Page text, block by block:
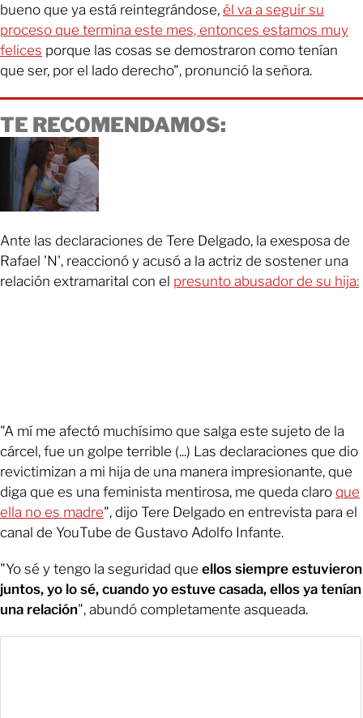
bueno que ya está reintegrándose, él va a seguir su
proceso que termina este mes, entonces estamos muy
felices porque las cosas se demostraron como tenían
que ser, por el lado derecho", pronunció la señora.
TE RECOMENDAMOS:
Ante las declaraciones de Tere Delgado, la exesposa de
Rafael 'N', reaccionó y acusó a la actriz de sostener una
relación extramarital con el presunto abusador de su hija:
"A mí me afectó muchísimo que salga este sujeto de la
cárcel, fue un golpe terrible (...) Las declaraciones que dio
revictimizan a mi hija de una manera impresionante, que
diga que es una feminista mentirosa, me queda claro que
ella no es madre", dijo Tere Delgado en entrevista para el
canal de YouTube de Gustavo Adolfo Infante.
"Yo sé y tengo la seguridad que ellos siempre estuvieron
juntos, yo lo sé, cuando yo estuve casada, ellos ya tenían
una relación", abundó completamente asqueada.